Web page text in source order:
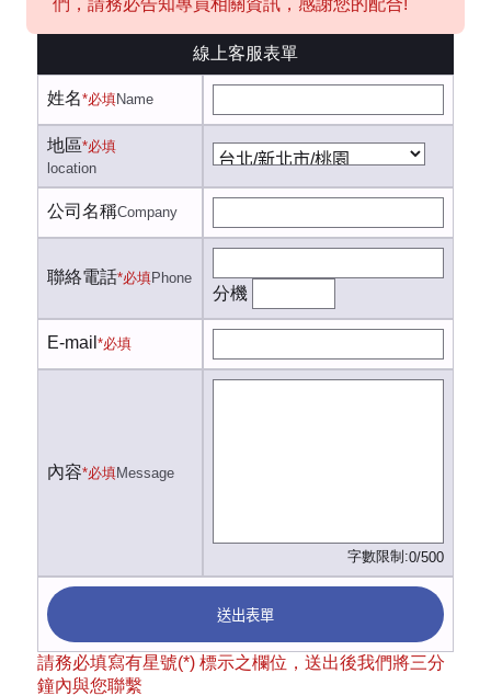
線上客服表單
姓名*必填Name
地區*必填
location
公司名稱Company
聯絡電話*必填Phone
分機
E-mail *必填
內容*必填Message
字數限制:0/500
送出表單
請務必填寫有星號(*) 標示之欄位，送出後我們將三分
鐘內與您聯繫